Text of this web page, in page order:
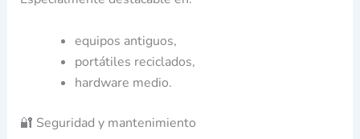
equipos antiguos,
portátiles reciclados,
hardware medio.
🔐 Seguridad y mantenimiento